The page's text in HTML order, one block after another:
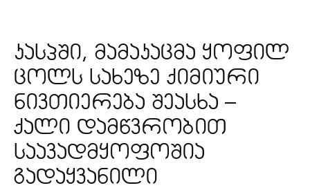
კასპში, მამაკაცმა ყოფილ
ცოლს სახეზე ქიმიური
ნივთიერება შეასხა –
ქალი დამწვრობით
საავადმყოფოშია
გადაყვანილი